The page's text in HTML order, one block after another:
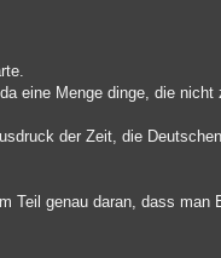
eine Menge dinge, die nicht
der Zeit, die
Teil genau daran, dass